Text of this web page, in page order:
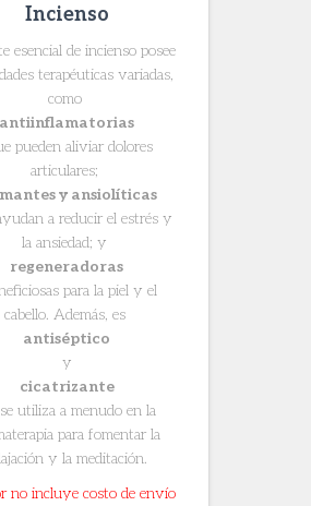
Incienso
esencial de incienso posee
terapéuticas variadas,
como
antiinflamatorias
pueden aliviar dolores
articulares;
y ansiolíticas
a reducir el estrés y
la ansiedad; y
regeneradoras
para la piel y el
cabello. Además, es
antiséptico
y
cicatrizante
utiliza a menudo en la
para fomentar la
y la meditación.
no incluye costo de envío